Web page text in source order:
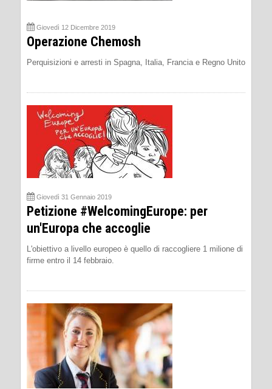
Giovedì 12 Dicembre 2019
Operazione Chemosh
Perquisizioni e arresti in Spagna, Italia, Francia e Regno Unito
Giovedì 31 Gennaio 2019
Petizione #WelcomingEurope: per
un'Europa che accoglie
L'obiettivo a livello europeo è quello di raccogliere 1 milione di
firme entro il 14 febbraio.